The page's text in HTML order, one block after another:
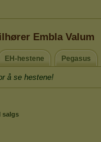
Embla Valum
EH-hestene Pegasus
å se hestene!
salgs